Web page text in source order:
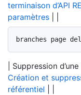
terminaison d’API
paramètres
branches page
| Suppression
Création et
référentiel